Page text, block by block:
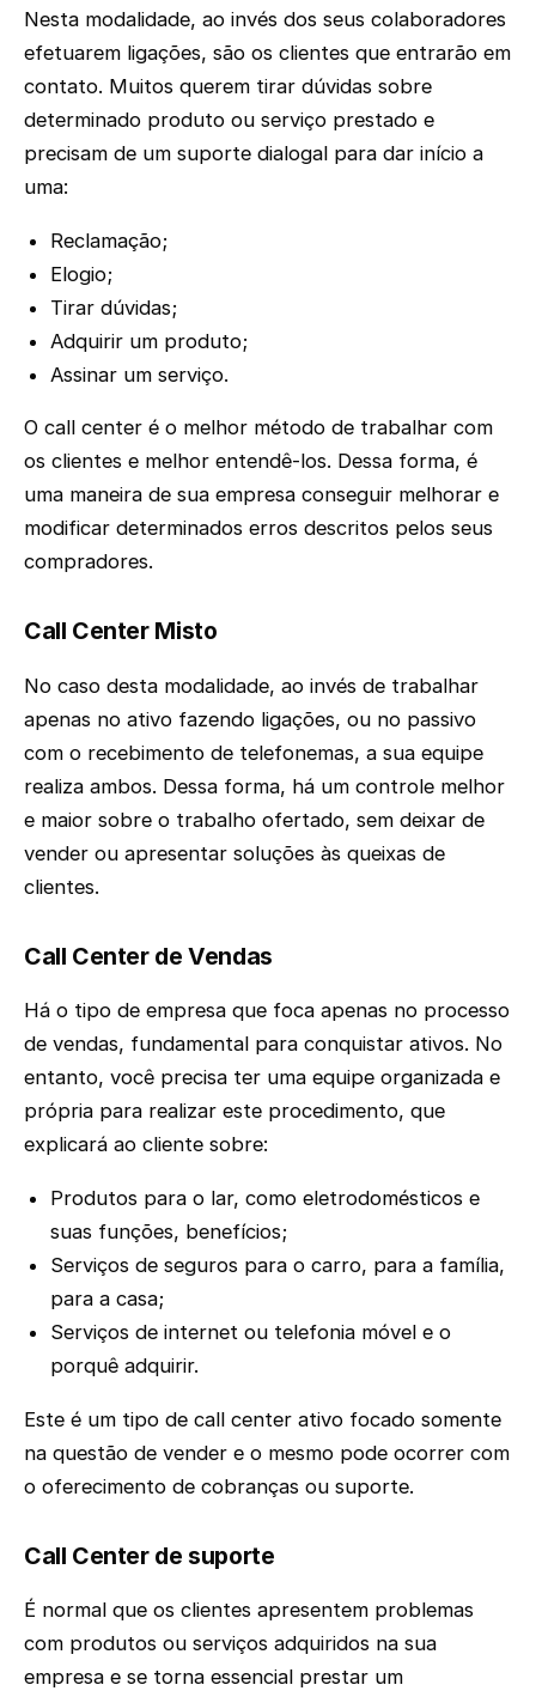
Nesta modalidade, ao invés dos seus colaboradores
efetuarem ligações, são os clientes que entrarão em
contato. Muitos querem tirar dúvidas sobre
determinado produto ou serviço prestado e
precisam de um suporte dialogal para dar início a
uma:
Reclamação;
Elogio;
Tirar dúvidas;
Adquirir um produto;
Assinar um serviço.
O call center é o melhor método de trabalhar com
os clientes e melhor entendê-los. Dessa forma, é
uma maneira de sua empresa conseguir melhorar e
modificar determinados erros descritos pelos seus
compradores.
Call Center Misto
No caso desta modalidade, ao invés de trabalhar
apenas no ativo fazendo ligações, ou no passivo
com o recebimento de telefonemas, a sua equipe
realiza ambos. Dessa forma, há um controle melhor
e maior sobre o trabalho ofertado, sem deixar de
vender ou apresentar soluções às queixas de
clientes.
Call Center de Vendas
Há o tipo de empresa que foca apenas no processo
de vendas, fundamental para conquistar ativos. No
entanto, você precisa ter uma equipe organizada e
própria para realizar este procedimento, que
explicará ao cliente sobre:
Produtos para o lar, como eletrodomésticos e
suas funções, benefícios;
Serviços de seguros para o carro, para a família,
para a casa;
Serviços de internet ou telefonia móvel e o
porquê adquirir.
Este é um tipo de call center ativo focado somente
na questão de vender e o mesmo pode ocorrer com
o oferecimento de cobranças ou suporte.
Call Center de suporte
É normal que os clientes apresentem problemas
com produtos ou serviços adquiridos na sua
empresa e se torna essencial prestar um